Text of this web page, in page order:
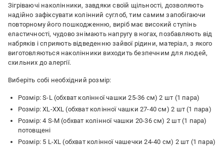
Зігріваючі наколінники, завдяки своїй щільності, дозволяють
надійно зафіксувати колінний суглоб, тим самим запобігаючи
повторному його пошкодженню, виріб має високий ступінь
еластичності, чудово знімають напругу в ногах, позбавляють від
набряків і сприяють відведенню зайвої рідини, матеріал, з якого
виготовляються наколінники виходить безпечним для людей,
схильних до алергії.
Виберіть собі необхідний розмір:
Розмір: S-L (обхват колінної чашки 25-36 см) 2 шт (1 пара)
Розмір: XL-XХL (обхват колінної чашки 27-40 см) 2 шт (1 пара)
Розмір: 4 S-M (обхват колінної чашки 20-36 см) 2 шт (1 пара)
потовщені
Розмір: 5 L-XL (обхват колінної чашечки 24-40 см) 2 шт (1 пара)